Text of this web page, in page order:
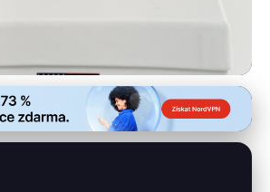
ČR: Důležitost,